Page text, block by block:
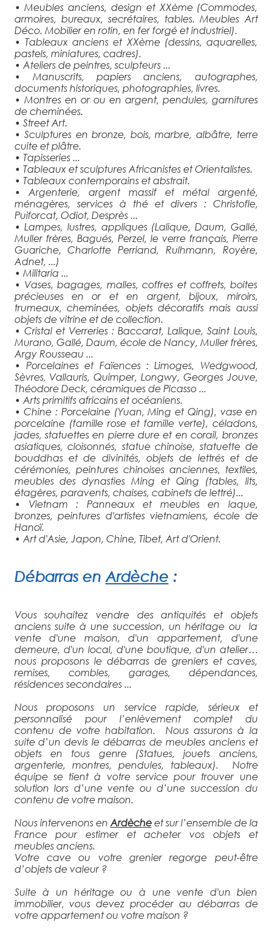
• Meubles anciens, design et XXème (Commodes,
armoires, bureaux, secrétaires, tables. Meubles Art
Déco. Mobilier en rotin, en fer forgé et industriel).
• Tableaux anciens et XXème (dessins, aquarelles,
pastels, miniatures, cadres).
• Ateliers de peintres, sculpteurs ...
• Manuscrits, papiers anciens, autographes,
documents historiques, photographies, livres.
• Montres en or ou en argent, pendules, garnitures
de cheminées.
• Street Art.
• Sculptures en bronze, bois, marbre, albâtre, terre
cuite et plâtre.
• Tapisseries ...
• Tableaux et sculptures Africanistes et Orientalistes.
• Tableaux contemporains et abstrait.
• Argenterie, argent massif et métal argenté,
ménagères, services à thé et divers : Christofle,
Puiforcat, Odiot, Desprès ...
• Lampes, lustres, appliques (Lalique, Daum, Gallé,
Muller frères, Bagués, Perzel, le verre français, Pierre
Guariche, Charlotte Perriand, Rulhmann, Royère,
Adnet, ...)
• Militaria ...
• Vases, bagages, malles, coffres et coffrets, boites
précieuses en or et en argent, bijoux, miroirs,
trumeaux, cheminées, objets décoratifs mais aussi
objets de vitrine et de collection.
• Cristal et Verreries : Baccarat, Lalique, Saint Louis,
Murano, Gallé, Daum, école de Nancy, Muller frères,
Argy Rousseau ...
• Porcelaines et Faïences : Limoges, Wedgwood,
Sèvres, Vallauris, Quimper, Longwy, Georges Jouve,
Théodore Deck, céramiques de Picasso ...
• Arts primitifs africains et océaniens.
• Chine : Porcelaine (Yuan, Ming et Qing), vase en
porcelaine (famille rose et famille verte), céladons,
jades, statuettes en pierre dure et en corail, bronzes
asiatiques, cloisonnés, statue chinoise, statuette de
bouddhas et de divinités, objets de lettrés et de
cérémonies, peintures chinoises anciennes, textiles,
meubles des dynasties Ming et Qing (tables, lits,
étagères, paravents, chaises, cabinets de lettré)...
• Vietnam : Panneaux et meubles en laque,
bronzes, peintures d'artistes vietnamiens, école de
Hanoï.
• Art d'Asie, Japon, Chine, Tibet, Art d'Orient.
Débarras en Ardèche :
Vous souhaitez vendre des antiquités et objets
anciens suite à une succession, un héritage ou la
vente d'une maison, d'un appartement, d'une
demeure, d'un local, d'une boutique, d'un atelier…
nous proposons le débarras de greniers et caves,
remises, combles, garages, dépendances,
résidences secondaires ...
Nous proposons un service rapide, sérieux et
personnalisé pour l’enlèvement complet du
contenu de votre habitation. Nous assurons à la
suite d’un devis le débarras de meubles anciens et
objets en tous genre (Statues, jouets anciens,
argenterie, montres, pendules, tableaux). Notre
équipe se tient à votre service pour trouver une
solution lors d’une vente ou d’une succession du
contenu de votre maison.
Nous intervenons en Ardècheet sur l’ensemble de la
France pour estimer et acheter vos objets et
meubles anciens.
Votre cave ou votre grenier regorge peut-être
d’objets de valeur ?
Suite à un héritage ou à une vente d'un bien
immobilier, vous devez procéder au débarras de
votre appartement ou votre maison ?